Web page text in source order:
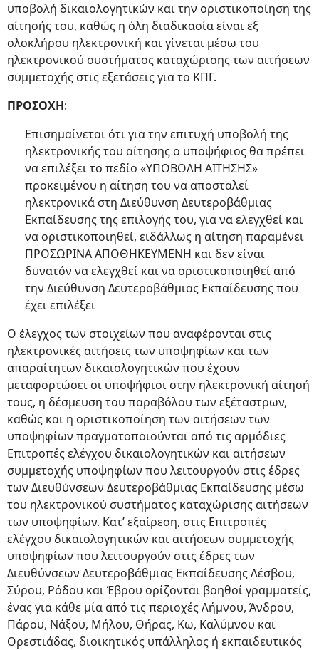
υποβολή δικαιολογητικών και την οριστικοποίηση της
αίτησής του, καθώς η όλη διαδικασία είναι εξ
ολοκλήρου ηλεκτρονική και γίνεται μέσω του
ηλεκτρονικού συστήματος καταχώρισης των αιτήσεων
συμμετοχής στις εξετάσεις για το ΚΠΓ.
ΠΡΟΣΟΧΗ:
Επισημαίνεται ότι για την επιτυχή υποβολή της
ηλεκτρονικής του αίτησης ο υποψήφιος θα πρέπει
να επιλέξει το πεδίο «ΥΠΟΒΟΛΗ ΑΙΤΗΣΗΣ»
προκειμένου η αίτηση του να αποσταλεί
ηλεκτρονικά στη Διεύθυνση Δευτεροβάθμιας
Εκπαίδευσης της επιλογής του, για να ελεγχθεί και
να οριστικοποιηθεί, ειδάλλως η αίτηση παραμένει
ΠΡΟΣΩΡΙΝΑ ΑΠΟΘΗΚΕΥΜΕΝΗ και δεν είναι
δυνατόν να ελεγχθεί και να οριστικοποιηθεί από
την Διεύθυνση Δευτεροβάθμιας Εκπαίδευσης που
έχει επιλέξει
Ο έλεγχος των στοιχείων που αναφέρονται στις
ηλεκτρονικές αιτήσεις των υποψηφίων και των
απαραίτητων δικαιολογητικών που έχουν
μεταφορτώσει οι υποψήφιοι στην ηλεκτρονική αίτησή
τους, η δέσμευση του παραβόλου των εξέταστρων,
καθώς και η οριστικοποίηση των αιτήσεων των
υποψηφίων πραγματοποιούνται από τις αρμόδιες
Επιτροπές ελέγχου δικαιολογητικών και αιτήσεων
συμμετοχής υποψηφίων που λειτουργούν στις έδρες
των Διευθύνσεων Δευτεροβάθμιας Εκπαίδευσης μέσω
του ηλεκτρονικού συστήματος καταχώρισης αιτήσεων
των υποψηφίων. Κατ’ εξαίρεση, στις Επιτροπές
ελέγχου δικαιολογητικών και αιτήσεων συμμετοχής
υποψηφίων που λειτουργούν στις έδρες των
Διευθύνσεων Δευτεροβάθμιας Εκπαίδευσης Λέσβου,
Σύρου, Ρόδου και Έβρου ορίζονται βοηθοί γραμματείς,
ένας για κάθε μία από τις περιοχές Λήμνου, Άνδρου,
Πάρου, Νάξου, Μήλου, Θήρας, Κω, Καλύμνου και
Ορεστιάδας, διοικητικός υπάλληλος ή εκπαιδευτικός